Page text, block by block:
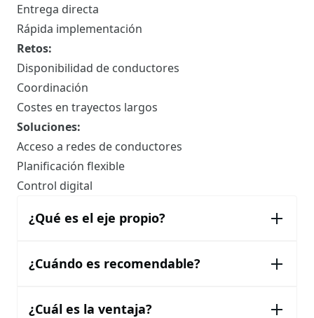
Entrega directa
Rápida implementación
Retos:
Disponibilidad de conductores
Coordinación
Costes en trayectos largos
Soluciones:
Acceso a redes de conductores
Planificación flexible
Control digital
¿Qué es el eje propio?
¿Cuándo es recomendable?
¿Cuál es la ventaja?